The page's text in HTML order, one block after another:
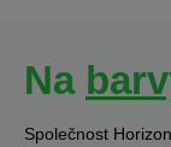
Na
Společnost